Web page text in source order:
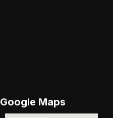
Google Maps